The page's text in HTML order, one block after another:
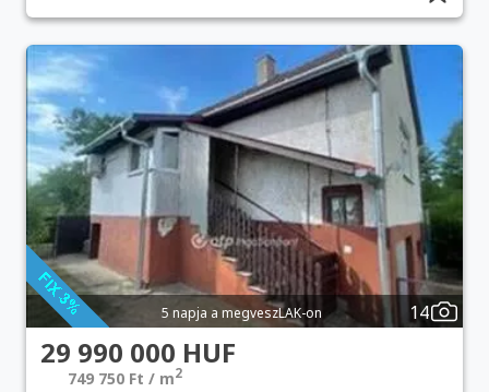
5 napja a megveszLAK-on 14
29 990 000 HUF
749 750 Ft / m2